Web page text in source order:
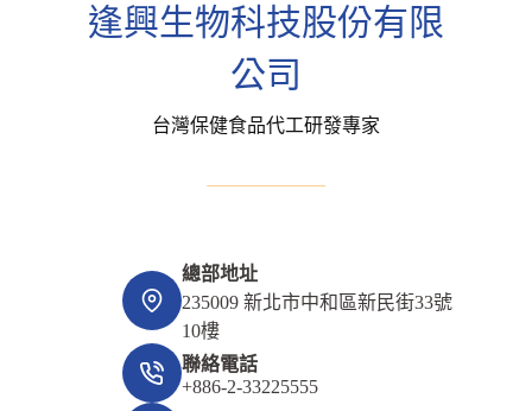
逢興生物科技股份有限
公司
台灣保健食品代工研發專家
總部地址
235009 新北市中和區新民街33號
10樓
聯絡電話
+886-2-33225555